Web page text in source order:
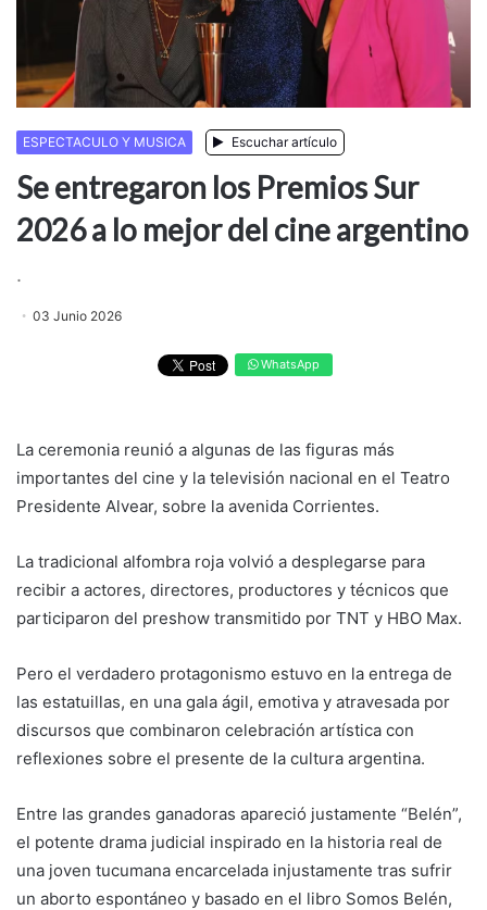
ESPECTACULO Y MUSICA Escuchar artículo
Se entregaron los Premios Sur
2026 a lo mejor del cine argentino
.
03 Junio 2026
WhatsApp
La ceremonia reunió a algunas de las figuras más
importantes del cine y la televisión nacional en el Teatro
Presidente Alvear, sobre la avenida Corrientes.
La tradicional alfombra roja volvió a desplegarse para
recibir a actores, directores, productores y técnicos que
participaron del preshow transmitido por TNT y HBO Max.
Pero el verdadero protagonismo estuvo en la entrega de
las estatuillas, en una gala ágil, emotiva y atravesada por
discursos que combinaron celebración artística con
reflexiones sobre el presente de la cultura argentina.
Entre las grandes ganadoras apareció justamente “Belén”,
el potente drama judicial inspirado en la historia real de
una joven tucumana encarcelada injustamente tras sufrir
un aborto espontáneo y basado en el libro Somos Belén,